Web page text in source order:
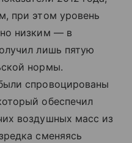
при этом уровень
низким — в
лишь пятую
нормы.
спровоцированы
обеспечил
воздушных масс из
сменяясь